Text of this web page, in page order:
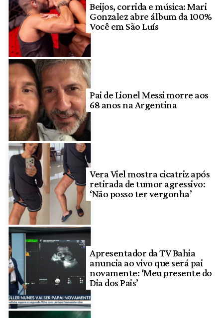
Beijos, corrida e música: Mari
Gonzalez abre álbum da 100%
Você em São Luís
Pai de Lionel Messi morre aos
68 anos na Argentina
Vera Viel mostra cicatriz após
retirada de tumor agressivo:
‘Não posso ter vergonha’
Apresentador da TV Bahia
anuncia ao vivo que será pai
novamente: ‘Meu presente do
Dia dos Pais’